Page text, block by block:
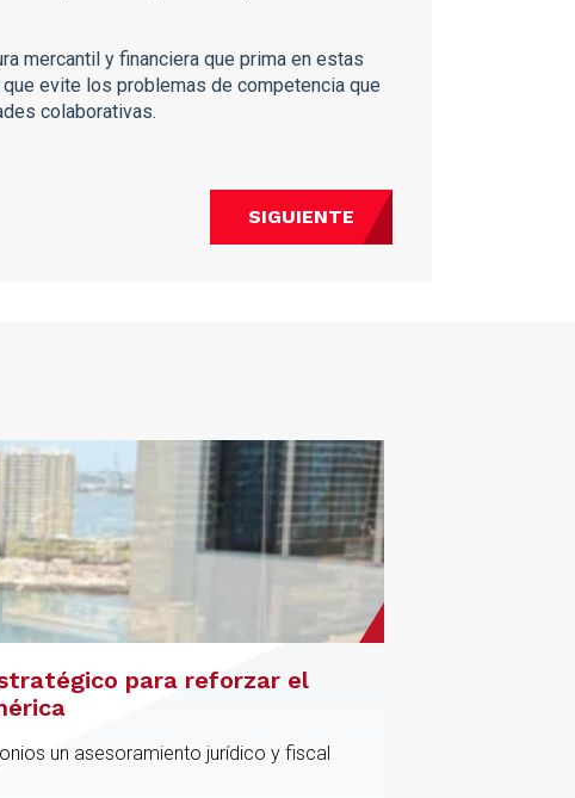
mercantil y financiera que prima en estas
evite los problemas de competencia que
colaborativas.
SIGUIENTE
para reforzar el
un asesoramiento jurídico y fiscal